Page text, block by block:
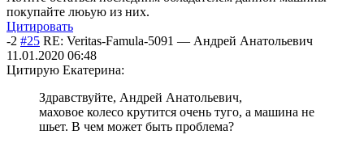
покупайте люьую из них.
Цитировать
-2 #25 RE: Veritas-Famula-5091 — Андрей Анатольевич
11.01.2020 06:48
Цитирую Екатерина:
Здравствуйте, Андрей Анатольевич,
маховое колесо крутится очень туго, а машина не
шьет. В чем может быть проблема?